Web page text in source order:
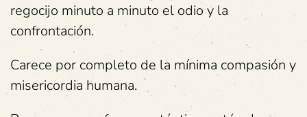
regocijo minuto a minuto el odio y la
confrontación.
Carece por completo de la mínima compasión y
misericordia humana.